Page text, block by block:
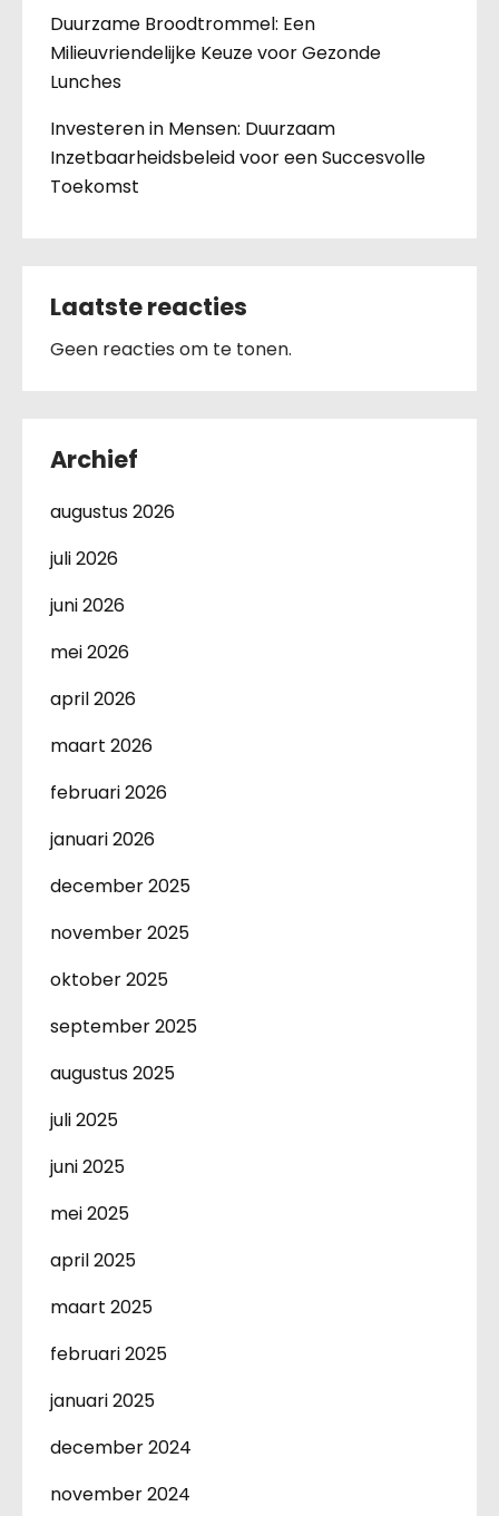
Duurzame Broodtrommel: Een
Milieuvriendelijke Keuze voor Gezonde
Lunches
Investeren in Mensen: Duurzaam
Inzetbaarheidsbeleid voor een Succesvolle
Toekomst
Laatste reacties
Geen reacties om te tonen.
Archief
augustus 2026
juli 2026
juni 2026
mei 2026
april 2026
maart 2026
februari 2026
januari 2026
december 2025
november 2025
oktober 2025
september 2025
augustus 2025
juli 2025
juni 2025
mei 2025
april 2025
maart 2025
februari 2025
januari 2025
december 2024
november 2024